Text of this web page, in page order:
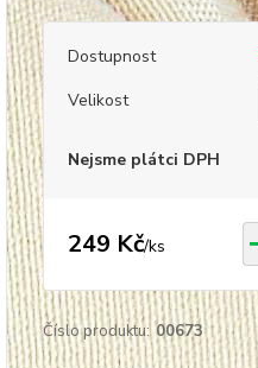
Dostupnost
Velikost
Nejsme plátci DPH
249 Kč/ks
Číslo produktu: 00673